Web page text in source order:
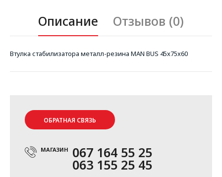
Описание Отзывов (0)
Втулка стабилизатора металл-резина MAN BUS 45x75x60
ОБРАТНАЯ СВЯЗЬ
МАГАЗИН 067 164 55 25
063 155 25 45